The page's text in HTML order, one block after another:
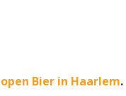
Bier in Haarlem.